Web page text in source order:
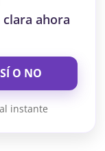
clara ahora
O NO
instante